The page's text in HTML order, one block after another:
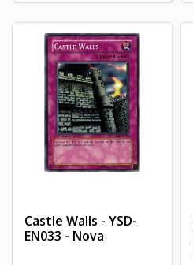
Castle Walls - YSD-
EN033 - Nova